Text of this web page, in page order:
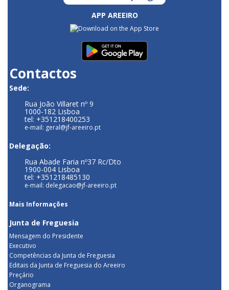
APP AREEIRO
Contactos
Sede:
Rua João Villaret nº 9
1000-182 Lisboa
tel: +351218400253
e-mail: geral@jf-areeiro.pt
Delegação:
Rua Abade Faria nº37 Rc/Dto
1900-004 Lisboa
tel: +351218485130
e-mail: delegacao@jf-areeiro.pt
Mais Informações
Junta de Freguesia
Mensagem do Presidente
Executivo
Competências da Junta de Freguesia
Editais da Junta de Freguesia do Areeiro
Preçário
Organograma